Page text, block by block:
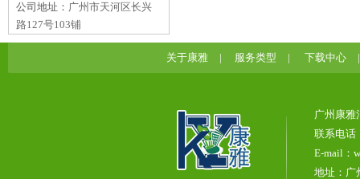
公司地址： 广州市天河区长兴
路127号103铺
关于康雅 | 服务类型 | 下载中心 |
广州康雅
联系电话
E-mail：
地址：广